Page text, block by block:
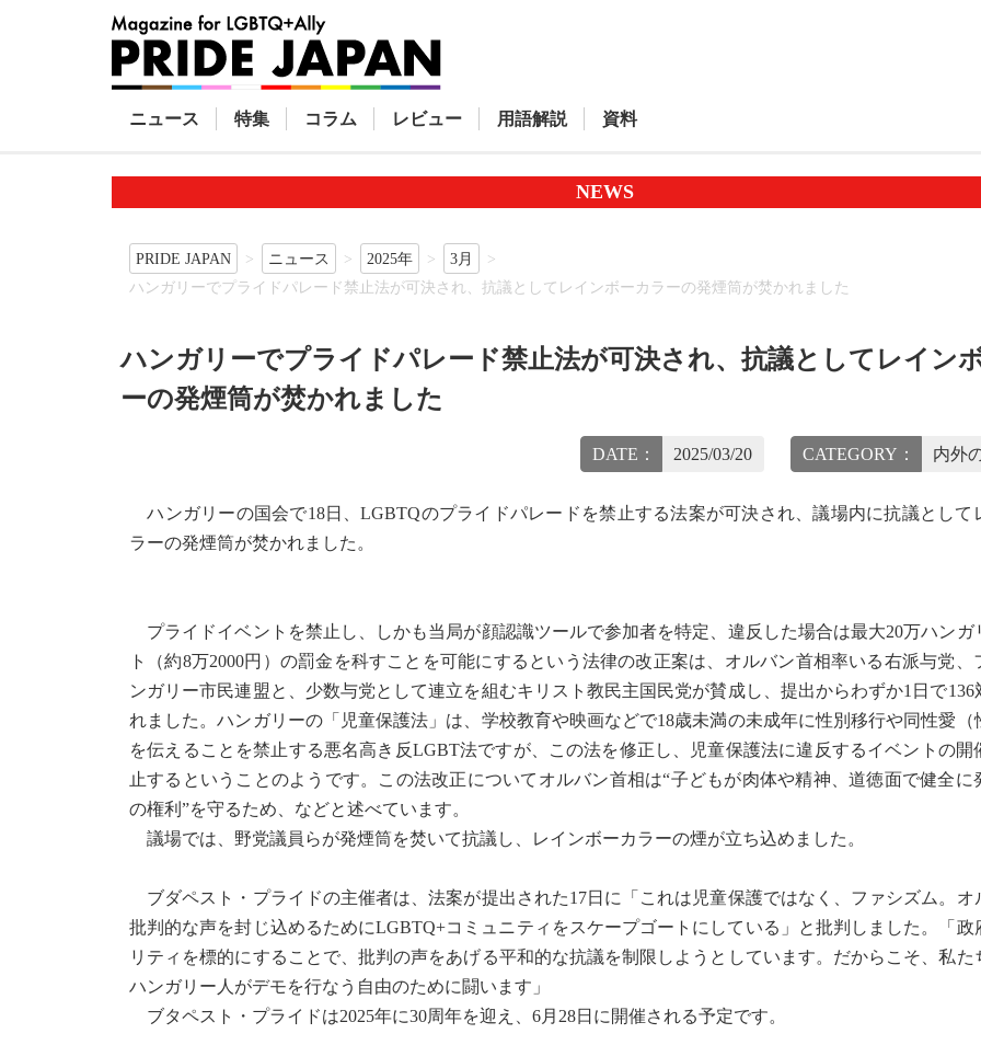
ニュース 特集 コラム レビュー 用語解説 資料
NEWS
PRIDE JAPAN ニュース 2025年
3月
ハンガリーでプライドパレード禁止法が可決され、抗議としてレインボーカラーの発煙筒が焚かれました
ハンガリーでプライドパレード禁止法が可決され、抗議としてレイン
ーの発煙筒が焚かれました
DATE： 2025/03/20 CATEGORY： 内外
ハンガリーの国会で18日、LGBTQのプライドパレードを禁止する法案が可決され、議場内に抗議として
ラーの発煙筒が焚かれました。
プライドイベントを禁止し、しかも当局が顔認識ツールで参加者を特定、違反した場合は最大20万ハンガ
ト（約8万2000円）の罰金を科すことを可能にするという法律の改正案は、オルバン首相率いる右派与党、
ンガリー市民連盟と、少数与党として連立を組むキリスト教民主国民党が賛成し、提出からわずか1日で136
れました。ハンガリーの「児童保護法」は、学校教育や映画などで18歳未満の未成年に性別移行や同性愛（
を伝えることを禁止する悪名高き反LGBT法ですが、この法を修正し、児童保護法に違反するイベントの開
止するということのようです。この法改正についてオルバン首相は“子どもが肉体や精神、道徳面で健全に
の権利”を守るため、などと述べています。
議場では、野党議員らが発煙筒を焚いて抗議し、レインボーカラーの煙が立ち込めました。
ブダペスト・プライドの主催者は、法案が提出された17日に「これは児童保護ではなく、ファシズム。オ
批判的な声を封じ込めるためにLGBTQ+コミュニティをスケープゴートにしている」と批判しました。「政
リティを標的にすることで、批判の声をあげる平和的な抗議を制限しようとしています。だからこそ、私た
ハンガリー人がデモを行なう自由のために闘います」
ブタペスト・プライドは2025年に30周年を迎え、6月28日に開催される予定です。